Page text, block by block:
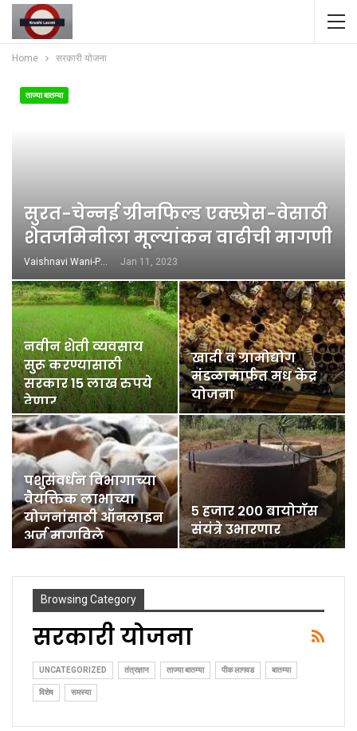
Home सरकारी योजना
ताज्या बातम्या
सुरत-चेन्नई ग्रीनफिल्ड एक्स्प्रेस-वेसाठी
शेतजमिनीला मूल्यांकन वाढीची मागणी
Jan 11, 2023
नवीन शेती व्यवसाय
सुरू करण्यासाठी
सरकार 15 लाख रुपये
देणार
खादी व ग्रामोद्योग
मंडळामार्फत मध केंद्र
योजना
पशुसंवर्धन विभागाच्या
वैयक्तिक लाभाच्या
योजनांसाठी ऑनलाइन
अर्ज मागविले
५ हजार २०० बायोगॅस
संयंत्रे उभारणार
Browsing Category
सरकारी योजना
UNCATEGORIZED तंत्रज्ञान ताज्या बातम्या पीक लागवड बातम्या
विशेष समस्या